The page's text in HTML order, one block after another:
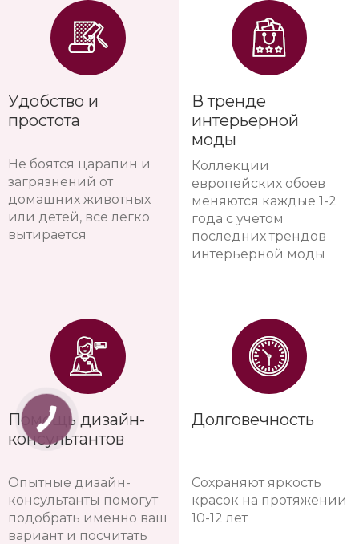
Удобство и
простота
Не боятся царапин и
загрязнений от
домашних животных
или детей, все легко
вытирается
Помощь дизайн-
консультантов
Опытные дизайн-
консультанты помогут
подобрать именно ваш
вариант и посчитать
В тренде
интерьерной
моды
Коллекции
европейских обоев
меняются каждые 1-2
года с учетом
последних трендов
интерьерной моды
Долговечность
Сохраняют яркость
красок на протяжении
10-12 лет